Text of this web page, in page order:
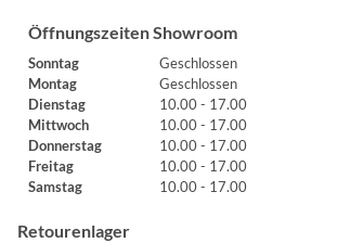
Öffnungszeiten Showroom
Sonntag
Geschlossen
Montag
Geschlossen
Dienstag
10.00 - 17.00
Mittwoch
10.00 - 17.00
Donnerstag
10.00 - 17.00
Freitag
10.00 - 17.00
Samstag
10.00 - 17.00
Retourenlager